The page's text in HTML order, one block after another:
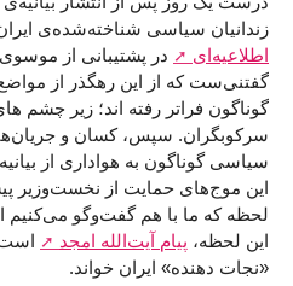
زندانیان سیاسی شناخته‌شده‌ی
اطلاعیه‌ای
در پشتیبانی از
گفتنی‌ست که از این رهگذر از
گوناگون فراتر رفته اند؛ زیر چشم های
سرکوبگران. سپس، کسان و
سیاسی گوناگون به هواداری از
این موج‌‌های حمایت از نخست‌وزیر
لحظه که ما با هم گفت‌وگو می‌کنیم
این لحظه، پیام آیت‌الله امجد
است
«نجات دهنده» ایران خواند.